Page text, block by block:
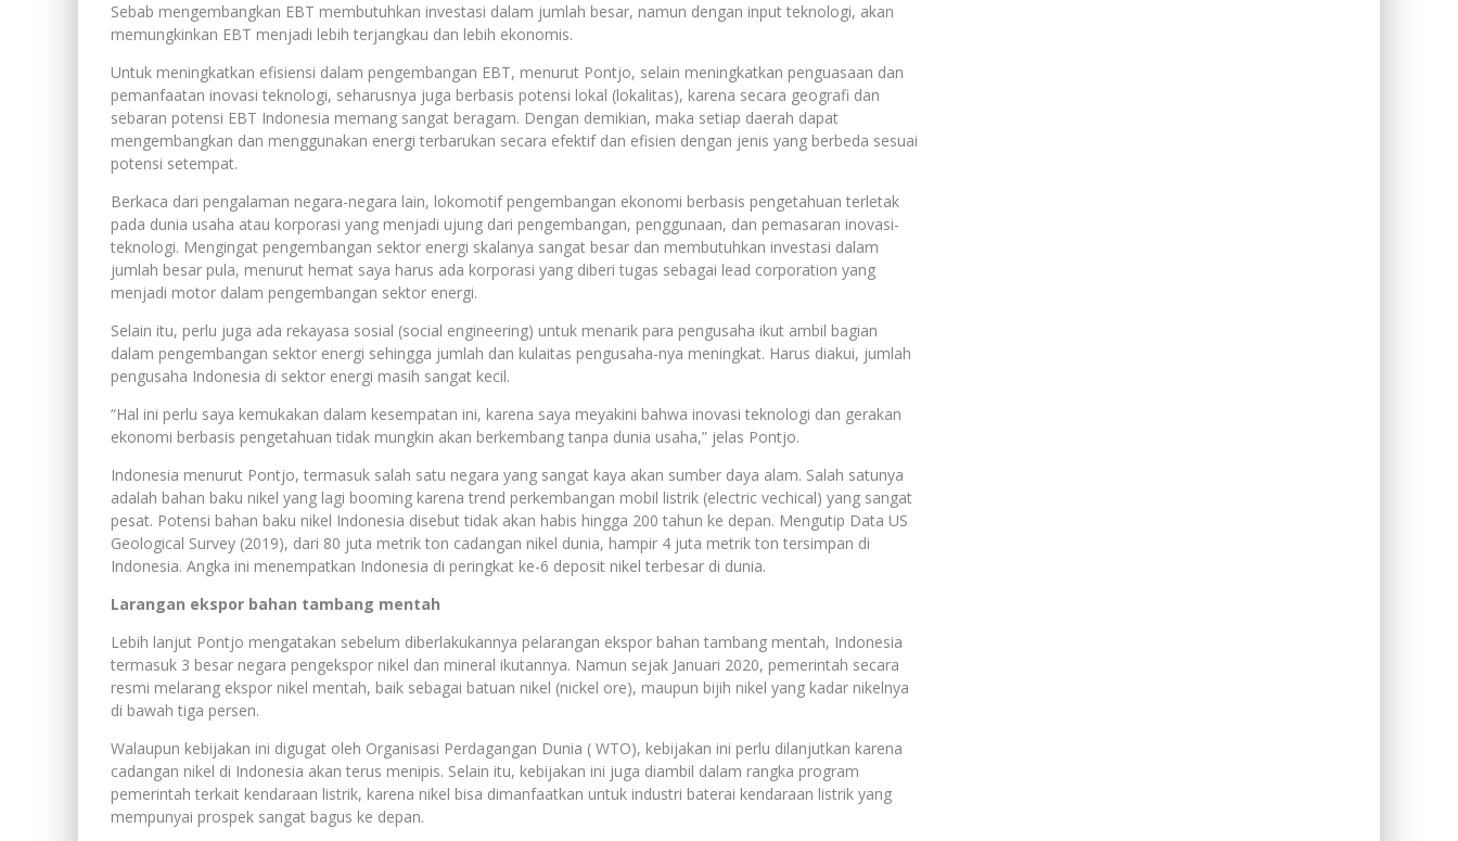
Sebab mengembangkan EBT membutuhkan investasi dalam jumlah besar, namun dengan input teknologi, akan
memungkinkan EBT menjadi lebih terjangkau dan lebih ekonomis.
Untuk meningkatkan efisiensi dalam pengembangan EBT, menurut Pontjo, selain meningkatkan penguasaan dan
pemanfaatan inovasi teknologi, seharusnya juga berbasis potensi lokal (lokalitas), karena secara geografi dan
sebaran potensi EBT Indonesia memang sangat beragam. Dengan demikian, maka setiap daerah dapat
mengembangkan dan menggunakan energi terbarukan secara efektif dan efisien dengan jenis yang berbeda sesuai
potensi setempat.
Berkaca dari pengalaman negara-negara lain, lokomotif pengembangan ekonomi berbasis pengetahuan terletak
pada dunia usaha atau korporasi yang menjadi ujung dari pengembangan, penggunaan, dan pemasaran inovasi-
teknologi. Mengingat pengembangan sektor energi skalanya sangat besar dan membutuhkan investasi dalam
jumlah besar pula, menurut hemat saya harus ada korporasi yang diberi tugas sebagai lead corporation yang
menjadi motor dalam pengembangan sektor energi.
Selain itu, perlu juga ada rekayasa sosial (social engineering) untuk menarik para pengusaha ikut ambil bagian
dalam pengembangan sektor energi sehingga jumlah dan kulaitas pengusaha-nya meningkat. Harus diakui, jumlah
pengusaha Indonesia di sektor energi masih sangat kecil.
“Hal ini perlu saya kemukakan dalam kesempatan ini, karena saya meyakini bahwa inovasi teknologi dan gerakan
ekonomi berbasis pengetahuan tidak mungkin akan berkembang tanpa dunia usaha,” jelas Pontjo.
Indonesia menurut Pontjo, termasuk salah satu negara yang sangat kaya akan sumber daya alam. Salah satunya
adalah bahan baku nikel yang lagi booming karena trend perkembangan mobil listrik (electric vechical) yang sangat
pesat. Potensi bahan baku nikel Indonesia disebut tidak akan habis hingga 200 tahun ke depan. Mengutip Data US
Geological Survey (2019), dari 80 juta metrik ton cadangan nikel dunia, hampir 4 juta metrik ton tersimpan di
Indonesia. Angka ini menempatkan Indonesia di peringkat ke-6 deposit nikel terbesar di dunia.
Larangan ekspor bahan tambang mentah
Lebih lanjut Pontjo mengatakan sebelum diberlakukannya pelarangan ekspor bahan tambang mentah, Indonesia
termasuk 3 besar negara pengekspor nikel dan mineral ikutannya. Namun sejak Januari 2020, pemerintah secara
resmi melarang ekspor nikel mentah, baik sebagai batuan nikel (nickel ore), maupun bijih nikel yang kadar nikelnya
di bawah tiga persen.
Walaupun kebijakan ini digugat oleh Organisasi Perdagangan Dunia ( WTO), kebijakan ini perlu dilanjutkan karena
cadangan nikel di Indonesia akan terus menipis. Selain itu, kebijakan ini juga diambil dalam rangka program
pemerintah terkait kendaraan listrik, karena nikel bisa dimanfaatkan untuk industri baterai kendaraan listrik yang
mempunyai prospek sangat bagus ke depan.